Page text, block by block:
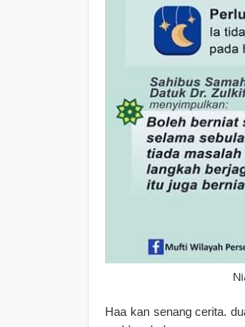
Haa kan senang cerita.